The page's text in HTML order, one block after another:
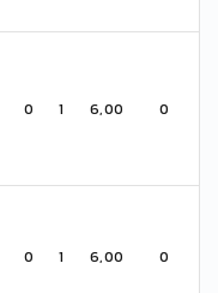
0 1 6,00 0
0 1 6,00 0